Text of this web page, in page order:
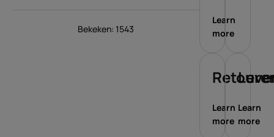
Bekeken: 1543
Learn
more
Learn
more
Learn
more